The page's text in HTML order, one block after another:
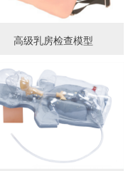
高级乳房检查模型